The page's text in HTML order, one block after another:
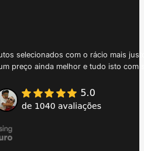
selecionados com o rácio mais
preço ainda melhor e tudo isto